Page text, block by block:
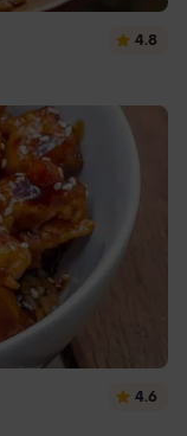
4.8
4.6